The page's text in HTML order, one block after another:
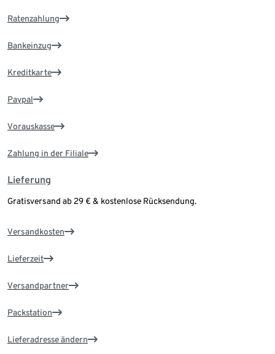
Ratenzahlung
Bankeinzug
Kreditkarte
Paypal
Vorauskasse
Zahlung in der Filiale
Lieferung
Gratisversand ab 29 € & kostenlose Rücksendung.
Versandkosten
Lieferzeit
Versandpartner
Packstation
Lieferadresse ändern